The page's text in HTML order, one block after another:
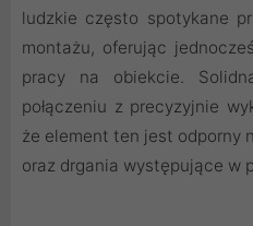
ludzkie często spotykane
montażu, oferując
pracy na obiekcie.
połączeniu z precyzyjnie
że element ten jest odporny
oraz drgania występujące w